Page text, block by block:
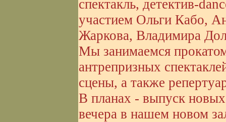
спектакль, детектив-
участием Ольги Кабо,
Жаркова, Владимира
Мы занимаемся
антрепризных
сцены, а также
В планах - выпуск
вечера в нашем новом